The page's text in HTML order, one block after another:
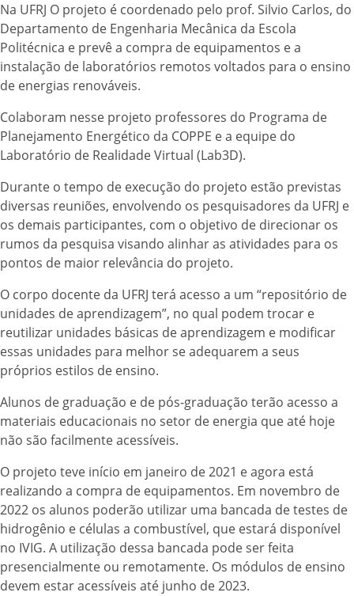
Na UFRJ O projeto é coordenado pelo prof. Silvio Carlos, do
Departamento de Engenharia Mecânica da Escola
Politécnica e prevê a compra de equipamentos e a
instalação de laboratórios remotos voltados para o ensino
de energias renováveis.
Colaboram nesse projeto professores do Programa de
Planejamento Energético da COPPE e a equipe do
Laboratório de Realidade Virtual (Lab3D).
Durante o tempo de execução do projeto estão previstas
diversas reuniões, envolvendo os pesquisadores da UFRJ e
os demais participantes, com o objetivo de direcionar os
rumos da pesquisa visando alinhar as atividades para os
pontos de maior relevância do projeto.
O corpo docente da UFRJ terá acesso a um “repositório de
unidades de aprendizagem”, no qual podem trocar e
reutilizar unidades básicas de aprendizagem e modificar
essas unidades para melhor se adequarem a seus
próprios estilos de ensino.
Alunos de graduação e de pós-graduação terão acesso a
materiais educacionais no setor de energia que até hoje
não são facilmente acessíveis.
O projeto teve início em janeiro de 2021 e agora está
realizando a compra de equipamentos. Em novembro de
2022 os alunos poderão utilizar uma bancada de testes de
hidrogênio e células a combustível, que estará disponível
no IVIG. A utilização dessa bancada pode ser feita
presencialmente ou remotamente. Os módulos de ensino
devem estar acessíveis até junho de 2023.